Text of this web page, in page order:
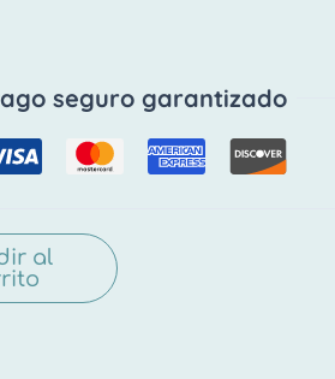
seguro garantizado
al